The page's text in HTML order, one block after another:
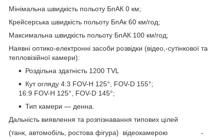
Мінімальна швидкість польоту БпАК 0 км;
Крейсерська швидкість польоту БпАк 60 км/год;
Максимальна швидкість польоту БпАК 100 км/год;
Наявні оптико-електронні засоби розвідки (відео,-сутінкової та
тепловізійної камери):
Роздільна здатність 1200 TVL
Кут огляду 4:3 FOV-H 125°, FOV-D 155°;
16:9 FOV-H 125°, FOV-D 145°;
Тип камери — денна.
Дальність виявлення та розпізнавання типових цілей
(танк, автомобіль, ростова фігура) відеокамерою -